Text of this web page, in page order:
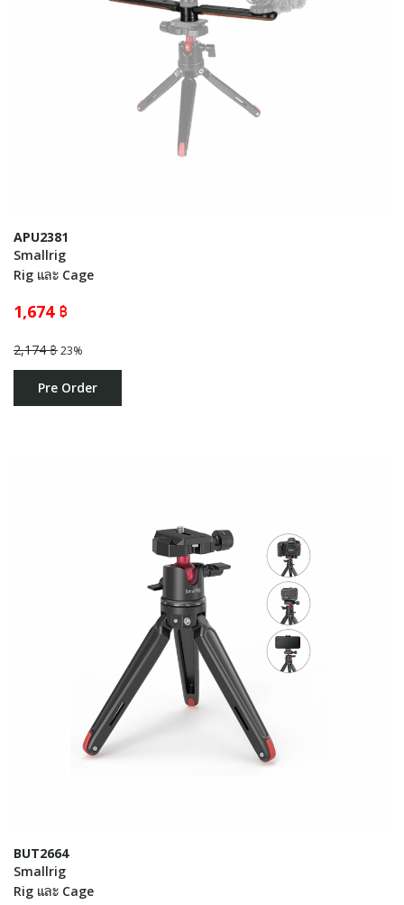
APU2381
Smallrig
Rig และ Cage
1,674 ฿
2,174 ฿23%
Pre Order
BUT2664
Smallrig
Rig และ Cage